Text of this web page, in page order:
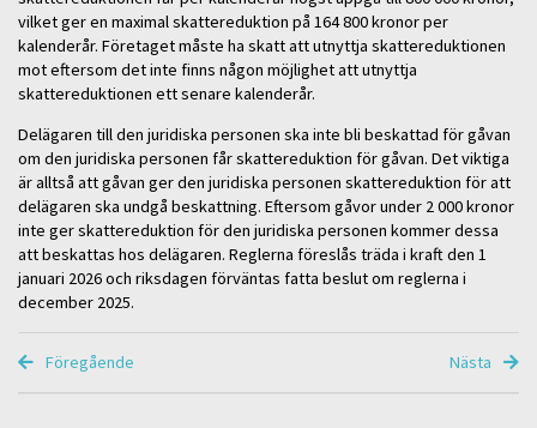
vilket ger en maximal skattereduktion på 164 800 kronor per
kalenderår. Företaget måste ha skatt att utnyttja skattereduktionen
mot eftersom det inte finns någon möjlighet att utnyttja
skattereduktionen ett senare kalenderår.
Delägaren till den juridiska personen ska inte bli beskattad för gåvan
om den juridiska personen får skattereduktion för gåvan. Det viktiga
är alltså att gåvan ger den juridiska personen skattereduktion för att
delägaren ska undgå beskattning. Eftersom gåvor under 2 000 kronor
inte ger skattereduktion för den juridiska personen kommer dessa
att beskattas hos delägaren. Reglerna föreslås träda i kraft den 1
januari 2026 och riksdagen förväntas fatta beslut om reglerna i
december 2025.
Föregående Nästa